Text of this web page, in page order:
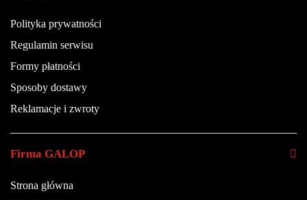
Polityka prywatności
Regulamin serwisu
Formy płatności
Sposoby dostawy
Reklamacje i zwroty
Firma GALOP
Strona główna